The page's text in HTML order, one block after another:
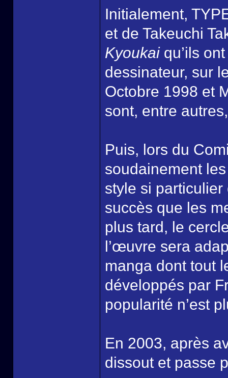
Initialement,
et de Takeuchi
Kyoukaiqu’ils
dessinateur, sur
Octobre 1998 et
sont, entre
Puis, lors du
soudainement
style si particulier
succès que les
plus tard, le
l’œuvre sera
manga dont tout
développés par
popularité n’est
En 2003, après
dissout et passe